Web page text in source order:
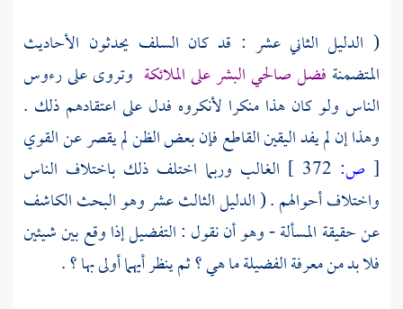
( الدليل الثاني عشر : قد كان السلف يحدثون الأحاديث
المتضمنة فضل صالحي البشر على الملائكة وتروى على رءوس
الناس ولو كان هذا منكرا لأنكروه فدل على اعتقادهم ذلك .
وهذا إن لم يفد اليقين القاطع فإن بعض الظن لم يقصر عن القوي
[ ص:
الغالب وربما اختلف ذلك باختلاف الناس
واختلاف أحوالهم . ( الدليل الثالث عشر وهو البحث الكاشف
عن حقيقة المسألة - وهو أن نقول : التفضيل إذا وقع بين شيئين
فلا بد من معرفة الفضيلة ما هي ؟ ثم ينظر أيهما أولى بها ؟ .